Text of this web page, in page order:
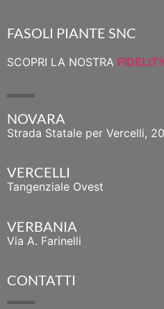
FASOLI PIANTE SNC
SCOPRI LA NOSTRA
NOVARA
Strada Statale per Vercelli,
VERCELLI
Tangenziale Ovest
VERBANIA
Via A. Farinelli
CONTATTI